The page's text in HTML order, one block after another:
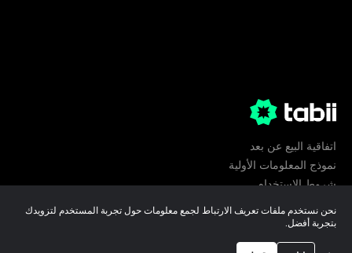
اتفاقية البيع عن بعد
نموذج المعلومات الأولية
شروط الإستخدام
تفضيلات ملفات تعريف الارتباط
نحن نستخدم ملفات تعريف الارتباط لجمع معلومات حول تجربة المستخدم لتزويدك
بتجربة أفضل.